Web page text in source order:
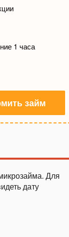
1 часа
займ
Для
дату